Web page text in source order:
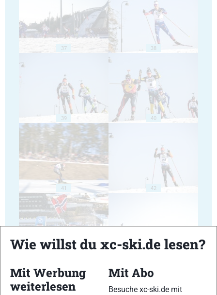
37 38
39 40
41 42
Wie willst du xc-ski.de lesen?
Mit Werbung
weiterlesen
Mit Abo
Besuche xc-ski.de mit